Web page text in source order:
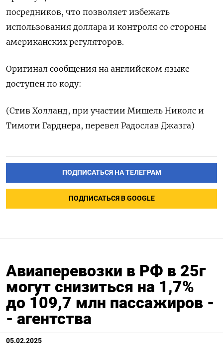
посредников, что позволяет избежать
использования доллара и контроля со стороны
американских регуляторов.
Оригинал сообщения на английском языке
доступен по коду:
(Стив Холланд, при участии Мишель Николс и
Тимоти Гарднера, перевел Радослав Джазга)
ПОДПИСАТЬСЯ НА ТЕЛЕГРАМ
ПОДПИСАТЬСЯ В GOOGLE
Авиаперевозки в РФ в 25г
могут снизиться на 1,7%
до 109,7 млн пассажиров -
- агентства
05.02.2025